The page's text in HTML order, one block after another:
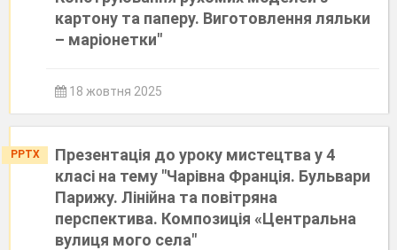
картону та паперу. Виготовлення ляльки
– маріонетки"
18 жовтня 2025
PPTX
Презентація до уроку мистецтва у 4
класі на тему "Чарівна Франція. Бульвари
Парижу. Лінійна та повітряна
перспектива. Композиція «Центральна
вулиця мого села"